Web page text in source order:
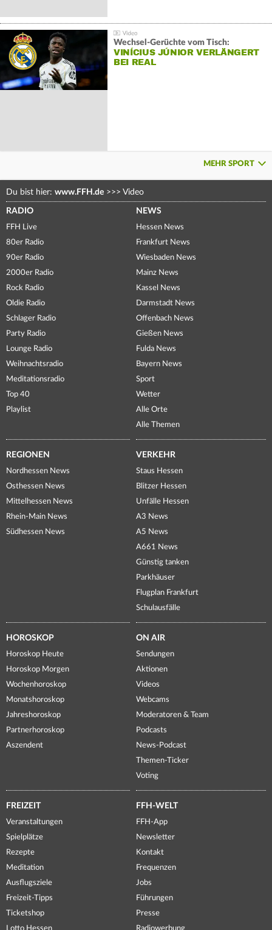
Wechsel-Gerüchte vom Tisch:
VINÍCIUS JÚNIOR VERLÄNGERT
BEI REAL
MEHR SPORT
Du bist hier: www.FFH.de >>> Video
RADIO
FFH Live
80er Radio
90er Radio
2000er Radio
Rock Radio
Oldie Radio
Schlager Radio
Party Radio
Lounge Radio
Weihnachtsradio
Meditationsradio
Top 40
Playlist
NEWS
Hessen News
Frankfurt News
Wiesbaden News
Mainz News
Kassel News
Darmstadt News
Offenbach News
Gießen News
Fulda News
Bayern News
Sport
Wetter
Alle Orte
Alle Themen
REGIONEN
Nordhessen News
Osthessen News
Mittelhessen News
Rhein-Main News
Südhessen News
VERKEHR
Staus Hessen
Blitzer Hessen
Unfälle Hessen
A3 News
A5 News
A661 News
Günstig tanken
Parkhäuser
Flugplan Frankfurt
Schulausfälle
HOROSKOP
Horoskop Heute
Horoskop Morgen
Wochenhoroskop
Monatshoroskop
Jahreshoroskop
Partnerhoroskop
Aszendent
ON AIR
Sendungen
Aktionen
Videos
Webcams
Moderatoren & Team
Podcasts
News-Podcast
Themen-Ticker
Voting
FREIZEIT
Veranstaltungen
Spielplätze
Rezepte
Meditation
Ausflugsziele
Freizeit-Tipps
Ticketshop
Lotto Hessen
FFH-WELT
FFH-App
Newsletter
Kontakt
Frequenzen
Jobs
Führungen
Presse
Radiowerbung